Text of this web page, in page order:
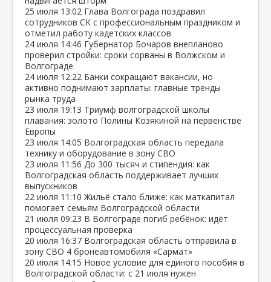
25 июля 13:02 Глава Волгограда поздравил
сотрудников СК с профессиональным праздником и
отметил работу кадетских классов
24 июля 14:46 Губернатор Бочаров внепланово
проверил стройки: сроки сорваны в Волжском и
Волгограде
24 июля 12:22 Банки сокращают вакансии, но
активно поднимают зарплаты: главные тренды
рынка труда
23 июля 19:13 Триумф волгоградской школы
плавания: золото Полины Козякиной на первенстве
Европы
23 июля 14:05 Волгоградская область передала
технику и оборудование в зону СВО
23 июля 11:56 До 300 тысяч и стипендия: как
Волгоградская область поддерживает лучших
выпускников
22 июля 11:10 Жильё стало ближе: как маткапитал
помогает семьям Волгоградской области
21 июля 09:23 В Волгограде погиб ребёнок: идёт
процессуальная проверка
20 июля 16:37 Волгоградская область отправила в
зону СВО 4 бронеавтомобиля «Сармат»
20 июля 14:15 Новое условие для единого пособия в
Волгоградской области: с 21 июля нужен